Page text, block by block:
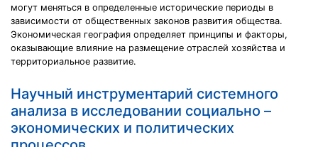
могут меняться в определенные исторические периоды в
зависимости от общественных законов развития общества.
Экономическая география определяет принципы и факторы,
оказывающие влияние на размещение отраслей хозяйства и
территориальное развитие.
Научный инструментарий системного
анализа в исследовании социально –
экономических и политических